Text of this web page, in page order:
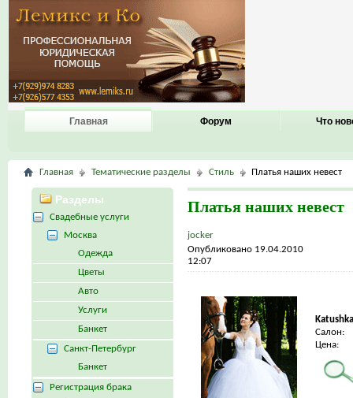
Главная Форум Что
Главная Тематические разделы Стиль Платья наших невест
Платья наших невест
jocker
Опубликовано 19.04.2010
12:07
Салон:
Цена:
Разделы
Свадебные услуги
Москва
Одежда
Цветы
Авто
Услуги
Банкет
Санкт-Петербург
Банкет
Регистрация брака